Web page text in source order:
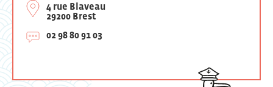
4 rue Blaveau
29200 Brest
02 98 80 91 03